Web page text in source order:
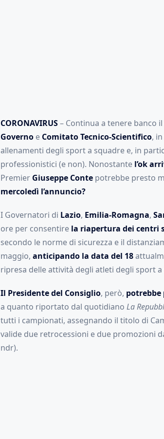
CORONAVIRUS– Continua a tenere banco
GovernoeComitato Tecnico-Scientifico,
allenamenti degli sport a squadre e, in
professionistici (e non). Nonostante l’ok
Premier Giuseppe Contepotrebbe presto
mercoledì l’annuncio?
I Governatori di Lazio, Emilia-Romagna,
ore per consentire la riapertura dei centri
secondo le norme di sicurezza e il
maggio, anticipando la data del 18
ripresa delle attività degli atleti degli sport a
Il Presidente del Consiglio, però, potrebbe
a quanto riportato dal quotidiano La
tutti i campionati, assegnando il titolo di
valide due retrocessioni e due promozioni
ndr).